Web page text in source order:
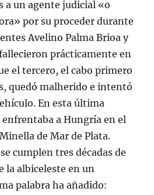
a un agente judicial «o
por su proceder durante
Avelino Palma Brioa y
prácticamente en
el tercero, el cabo primero
quedó malherido e intentó
En esta última
a Hungría en el
de Mar de Plata.
cumplen tres décadas de
la albiceleste en un
palabra ha añadido: